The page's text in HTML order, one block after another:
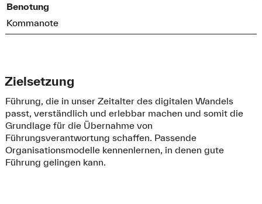
Benotung
Kommanote
Zielsetzung
Führung, die in unser Zeitalter des digitalen Wandels
passt, verständlich und erlebbar machen und somit die
Grundlage für die Übernahme von
Führungsverantwortung schaffen. Passende
Organisationsmodelle kennenlernen, in denen gute
Führung gelingen kann.